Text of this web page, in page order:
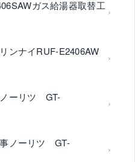
ガス給湯器取替工
ンナイRUF-E2406AW
ノーリツ GT-
ノーリツ GT-